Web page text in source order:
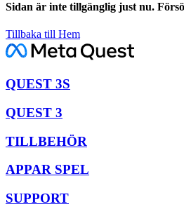
Sidan är inte tillgänglig just nu.
Tillbaka till Hem
QUEST 3S
QUEST 3
TILLBEHÖR
APPAR SPEL
SUPPORT